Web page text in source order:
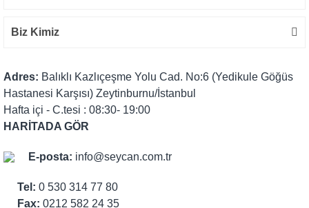
Biz Kimiz
Adres: Balıklı Kazlıçeşme Yolu Cad. No:6 (Yedikule Göğüs
Hastanesi Karşısı) Zeytinburnu/İstanbul
Hafta içi - C.tesi : 08:30- 19:00
HARİTADA GÖR
E-posta: info@seycan.com.tr
Tel: 0 530 314 77 80
Fax: 0212 582 24 35